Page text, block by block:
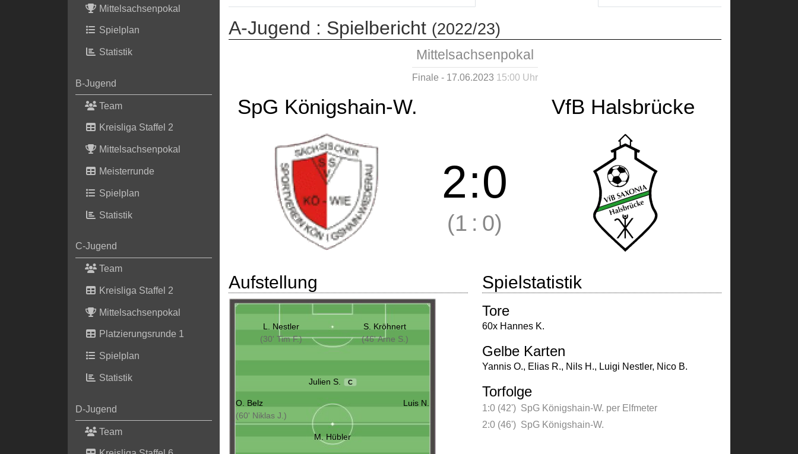
Mittelsachsenpokal
Spielplan
Statistik
B-Jugend
Team
Kreisliga Staffel 2
Mittelsachsenpokal
Meisterrunde
Spielplan
Statistik
C-Jugend
Team
Kreisliga Staffel 2
Mittelsachsenpokal
Platzierungsrunde 1
Spielplan
Statistik
D-Jugend
Team
A-Jugend : Spielbericht (2022/23)
Mittelsachsenpokal
Finale - 17.06.2023 15:00 Uhr
SpG Königshain-W. VfB Halsbrücke
2:0
(1 : 0)
Aufstellung
L. Nestler
(30' Tim F.)
S. Kröhnert
(46' Arne S.)
Julien S. C
O. Belz
(60' Niklas J.)
Luis N.
M. Hübler
Spielstatistik
Tore
60x Hannes K.
Gelbe Karten
Yannis O., Elias R., Nils H., Luigi Nestler, Nico B.
Torfolge
1:0 (42') SpG Königshain-W. per Elfmeter
2:0 (46') SpG Königshain-W.